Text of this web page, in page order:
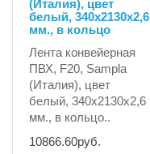
(Италия), цвет
белый, 340х2130х2,6
мм., в кольцо
Лента конвейерная
ПВХ, F20, Sampla
(Италия), цвет
белый, 340х2130х2,6
мм., в кольцо..
10866.60руб.